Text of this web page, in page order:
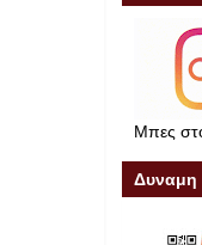
Μπες
Δυναμη